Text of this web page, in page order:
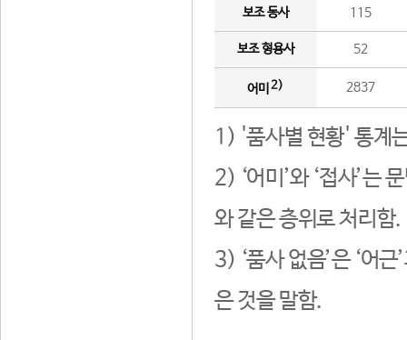
보조 동사 115
보조 형용사 52
어미 2) 2837
1) '품사별 현황' 통계
2) ‘어미’와 ‘접사’는
와 같은 층위로 처리함.
3) ‘품사 없음’은 ‘어
은 것을 말함.